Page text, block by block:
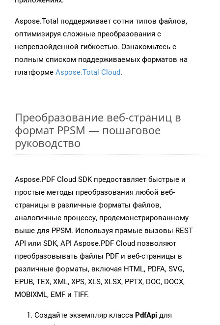
Aspose.Total поддерживает сотни типов файлов,
оптимизируя сложные преобразования с
непревзойденной гибкостью. Ознакомьтесь с
полным списком поддерживаемых форматов на
платформе Aspose.Total Cloud.
Преобразование веб-страниц в
формат PPSM — пошаговое
руководство
Aspose.PDF Cloud SDK предоставляет быстрые и
простые методы преобразования любой веб-
страницы в различные форматы файлов,
аналогичные процессу, продемонстрированному
выше для PPSM. Используя прямые вызовы REST
API или SDK, API Aspose.PDF Cloud позволяют
преобразовывать файлы PDF и веб-страницы в
различные форматы, включая HTML, PDFA, SVG,
EPUB, TEX, XML, XPS, XLS, XLSX, PPTX, DOC, DOCX,
MOBIXML, EMF и TIFF.
Создайте экземпляр класса PdfApi для